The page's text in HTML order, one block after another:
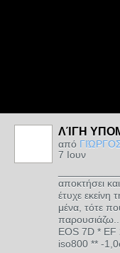
ΛΊΓΗ
από
7 Ιουν
αποκτήσει
έτυχε εκείνη
μένα, τότε
EOS 7D *
iso800 ** -